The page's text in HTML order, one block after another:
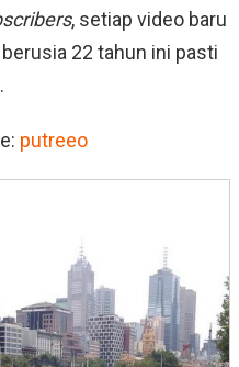
, setiap video baru
22 tahun ini pasti
putreeo